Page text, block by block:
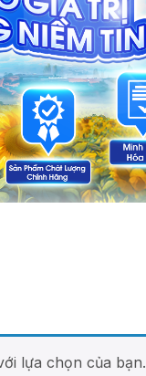
lựa chọn của bạn.